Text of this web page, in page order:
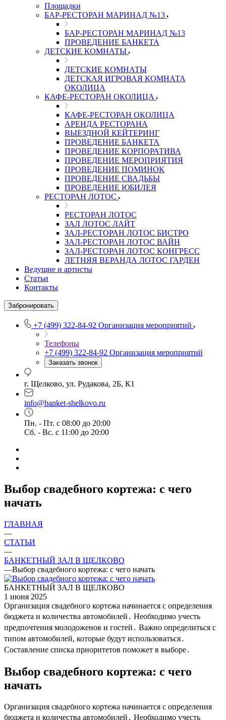
Площадки
БАР-РЕСТОРАН МАРИНАД №13
БАР-РЕСТОРАН МАРИНАД №13
ПРОВЕДЕНИЕ БАНКЕТА
ДЕТСКИЕ КОМНАТЫ
ДЕТСКИЕ КОМНАТЫ
ДЕТСКАЯ ИГРОВАЯ КОМНАТА
ОКОЛИЦА
КАФЕ-РЕСТОРАН ОКОЛИЦА
КАФЕ-РЕСТОРАН ОКОЛИЦА
АРЕНДА РЕСТОРАНА
ВЫЕЗДНОЙ КЕЙТЕРИНГ
ПРОВЕДЕНИЕ БАНКЕТА
ПРОВЕДЕНИЕ КОРПОРАТИВА
ПРОВЕДЕНИЕ МЕРОПРИЯТИЯ
ПРОВЕДЕНИЕ ПОМИНОК
ПРОВЕДЕНИЕ СВАДЬБЫ
ПРОВЕДЕНИЕ ЮБИЛЕЯ
РЕСТОРАН ЛОТОС
РЕСТОРАН ЛОТОС
ЗАЛ ЛОТОС ЛАЙТ
ЗАЛ-РЕСТОРАН ЛОТОС БИСТРО
ЗАЛ-РЕСТОРАН ЛОТОС ВАЙН
ЗАЛ-РЕСТОРАН ЛОТОС КОНГРЕСС
ЛЕТНЯЯ ВЕРАНДА ЛОТОС ГАРДЕН
Ведущие и артисты
Статьи
Контакты
Забронировать
+7 (499) 322-84-92 Организация мероприятий
Телефоны
+7 (499) 322-84-92 Организация мероприятий
Заказать звонок
г. Щелково, ул. Рудакова, 2Б, К1
info@banket-shelkovo.ru
Пн. - Пт. с 08:00 до 20:00
Сб. - Вс. с 11:00 до 20:00
Выбор свадебного кортежа: с чего
начать
ГЛАВНАЯ
—
СТАТЬИ
—
БАНКЕТНЫЙ ЗАЛ В ЩЕЛКОВО
—Выбор свадебного кортежа: с чего начать
БАНКЕТНЫЙ ЗАЛ В ЩЕЛКОВО
1 июня 2025
Организация свадебного кортежа начинается с определения
бюджета и количества автомобилей․ Необходимо учесть
предпочтения молодоженов и гостей․ Важно определиться с
типом автомобилей, которые будут использоваться․
Составление списка приоритетов поможет в выборе․
Выбор свадебного кортежа: с чего
начать
Организация свадебного кортежа начинается с определения
бюджета и количества автомобилей․ Необходимо учесть